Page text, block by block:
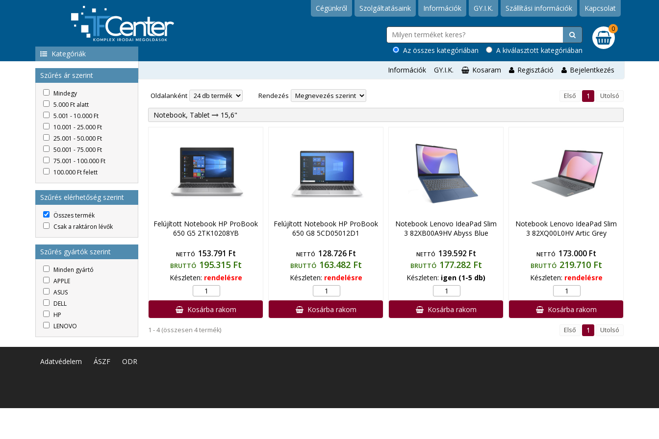
Cégünkről Szolgáltatásaink Információk GY.I.K. Szállítási információk Kapcsolat
A kiválasztott kategóriában
Az összes kategóriában
0
Kategóriák
Szűrés ár szerint
Mindegy
5.000 Ft alatt
5.001 - 10.000 Ft
10.001 - 25.000 Ft
25.001 - 50.000 Ft
50.001 - 75.000 Ft
75.001 - 100.000 Ft
100.000 Ft felett
Szűrés elérhetőség szerint
Összes termék
Csak a raktáron lévők
Szűrés gyártók szerint
Minden gyártó
APPLE
ASUS
DELL
HP
LENOVO
Információk GY.I.K. Kosaram Regisztáció Bejelentkezés
Oldalanként Rendezés Első 1 Utolsó
Notebook, Tablet 15,6"
Felújított Notebook HP ProBook
650 G5 2TK10208YB
NETTÓ 153.791 Ft
BRUTTÓ 195.315 Ft
Készleten: rendelésre
Kosárba rakom
Felújított Notebook HP ProBook
650 G8 5CD05012D1
NETTÓ 128.726 Ft
BRUTTÓ 163.482 Ft
Készleten: rendelésre
Kosárba rakom
Notebook Lenovo IdeaPad Slim
3 82XB00A9HV Abyss Blue
NETTÓ 139.592 Ft
BRUTTÓ 177.282 Ft
Készleten: igen (1-5 db)
Kosárba rakom
Notebook Lenovo IdeaPad Slim
3 82XQ00L0HV Artic Grey
NETTÓ 173.000 Ft
BRUTTÓ 219.710 Ft
Készleten: rendelésre
Kosárba rakom
1 - 4 (összesen 4 termék) Első 1 Utolsó
Adatvédelem ÁSZF ODR